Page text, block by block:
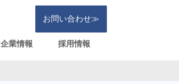
お問い合わせ≫
企業情報 採用情報